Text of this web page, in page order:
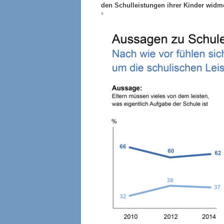
den Schulleistungen ihrer Kinder
°